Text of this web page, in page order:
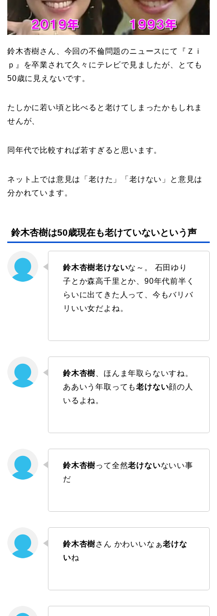
鈴木杏樹さん、今回の不倫問題のニュースにて『Ｚｉ
ｐ』を卒業されて久々にテレビで見ましたが、とても
50歳に見えないです。
たしかに若い頃と比べると老けてしまったかもしれま
せんが、
同年代で比較すれば若すぎると思います。
ネット上では意見は「老けた」「老けない」と意見は
分かれています。
鈴木杏樹は50歳現在も老けていないという声
鈴木杏樹老けないな～。 石田ゆり
子とか森高千里とか、90年代前半く
らいに出てきた人って、今もバリバ
リいい女だよね。
鈴木杏樹 、ほんま年取らないすね。
ああいう年取っても老けない顔の人
いるよね。
鈴木杏樹って全然老けないないい事
だ
鈴木杏樹さん かわいいなぁ老けな
いね